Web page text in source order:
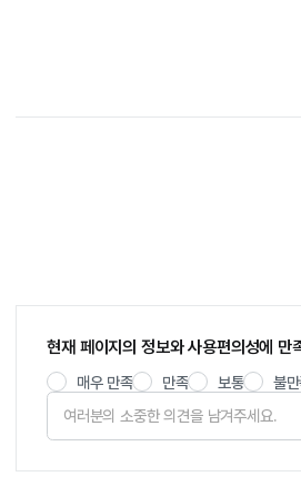
현재 페이지의 정보와 사용편의성에 만
매우 만족 만족 보통 불